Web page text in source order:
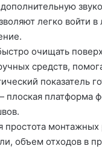
легко войти в
очищать
средств,
показатель
плоская платформа
простота монтажных
объем отходов в